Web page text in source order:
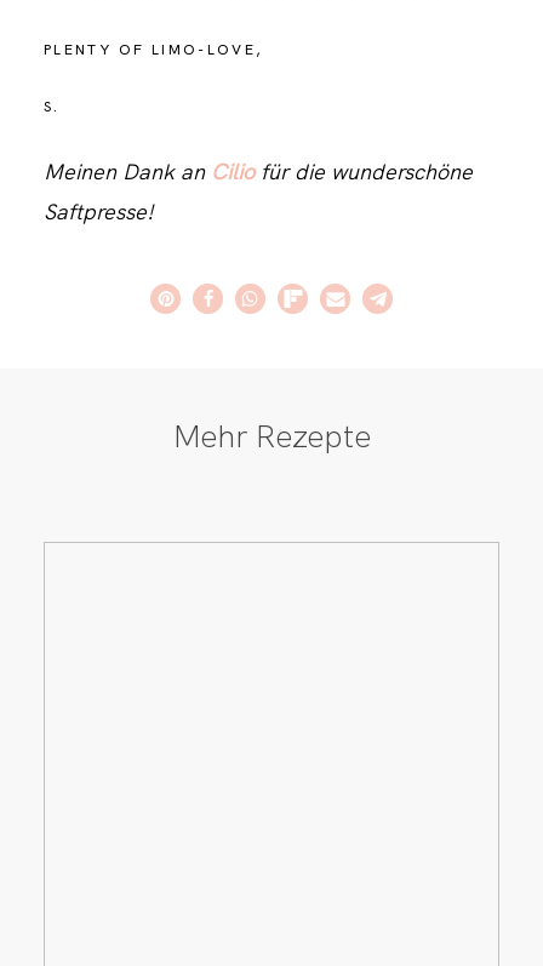
PLENTY OF LIMO-LOVE,
S.
Meinen Dank an Ciliofür die wunderschöne
Saftpresse!
Mehr Rezepte